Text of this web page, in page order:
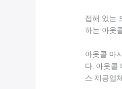
접해 있는
하는 아웃
아웃콜 마
다. 아웃콜
스 제공업